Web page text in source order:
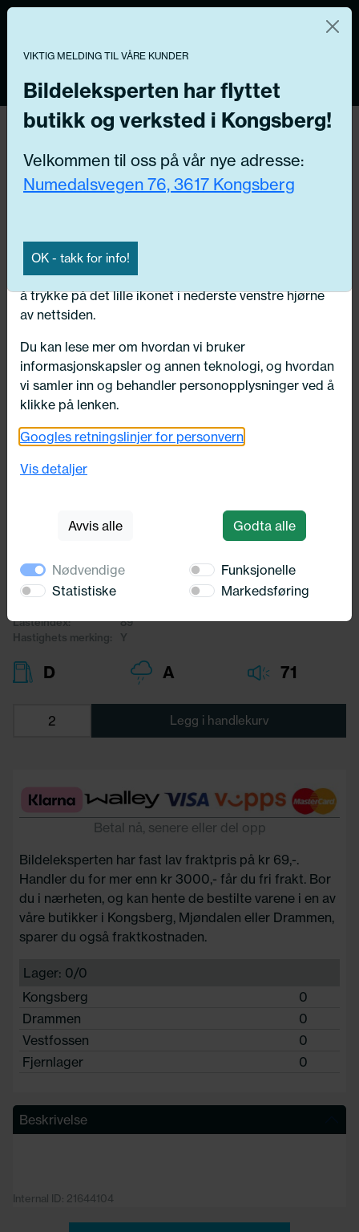
Tilbake
Utsolgt
245/30X19 Michelin PILOT SPORT 4
Bredde:
245,00
Profil:
Lasteindex:
89
Hastighets merking:
Y
D A 71
Legg i handlekurv
Betal nå, senere eller del opp
Bildeleksperten har fast lav fraktpris på kr 69,-.
Handler du for mer enn kr 3000,- får du fri frakt. Bor
du i nærheten, og kan hente de bestilte varene i en av
våre butikker i Kongsberg, Mjøndalen eller Drammen,
sparer du også fraktkostnaden.
Lager: 0/0
Kongsberg
0
Drammen
0
Vestfossen
0
Fjernlager
0
Beskrivelse
Internal ID: 21644104
Vi og våre forretningspartnere bruker teknologier,
inkludert informasjonskapsler/«cookies» til å samle
informasjon om deg for forskjellige formål, inkludert:
Funksjonelle, Statistiske, Markedsføring
Ved å trykke «Godta» gir du din tillatelse til alle disse
formålene. Du kan også velge formålet du vil
innstillingene».
Du kan trekke tilbake samtykket ditt til enhver tid ved
å trykke på det lille ikonet i nederste venstre hjørne
av nettsiden.
Du kan lese mer om hvordan vi bruker
informasjonskapsler og annen teknologi, og hvordan
vi samler inn og behandler personopplysninger ved å
klikke på lenken.
Googles retningslinjer for personvern
Vis detaljer
Avvis alle Godta alle
Nødvendige
Funksjonelle
Statistiske
Markedsføring
VIKTIG MELDING TIL VÅRE KUNDER
Bildeleksperten har flyttet
butikk og verksted i Kongsberg!
Velkommen til oss på vår nye adresse:
Numedalsvegen 76, 3617 Kongsberg
OK - takk for info!